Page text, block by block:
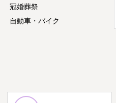
冠婚葬祭
自動車・バイク